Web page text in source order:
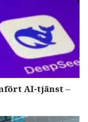
AI-tjänst –